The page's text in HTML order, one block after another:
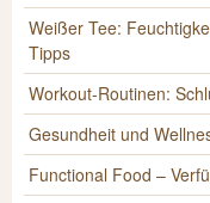
Weißer Tee:
Tipps
Workout-Routinen:
Gesundheit und
Functional Food –